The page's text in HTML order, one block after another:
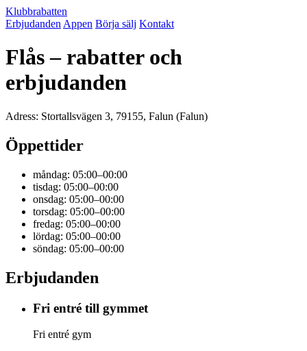
Klubbrabatten
Erbjudanden Appen Börja sälj Kontakt
Flås – rabatter och
erbjudanden
Adress: Stortallsvägen 3, 79155, Falun (Falun)
Öppettider
måndag: 05:00–00:00
tisdag: 05:00–00:00
onsdag: 05:00–00:00
torsdag: 05:00–00:00
fredag: 05:00–00:00
lördag: 05:00–00:00
söndag: 05:00–00:00
Erbjudanden
Fri entré till gymmet
Fri entré gym